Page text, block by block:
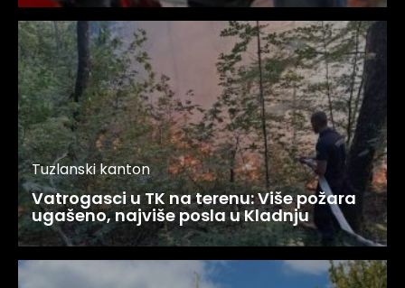
Tuzlanski kanton
Vatrogasci u TK na terenu: Više požara
ugašeno, najviše posla u Kladnju